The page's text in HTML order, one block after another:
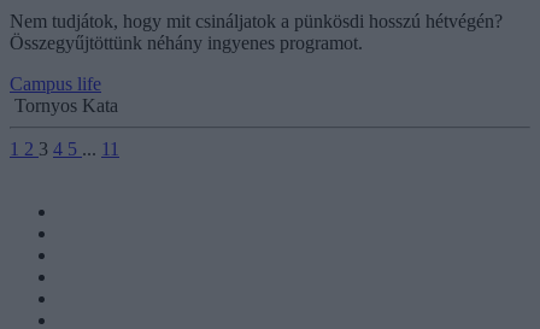
Nem tudjátok, hogy mit csináljatok a pünkösdi hosszú hétvégén?
Összegyűjtöttünk néhány ingyenes programot.
Campus life
Tornyos Kata
1 2 3 4 5 ... 11